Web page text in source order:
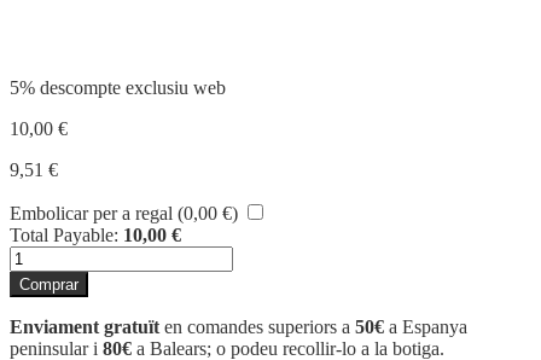
5% descompte exclusiu web
10,00 €
9,51 €
Embolicar per a regal (0,00 €)
Total Payable: 10,00 €
quantitat
de
COMPTA
AMB
OCTAVI
Comprar
Enviament gratuït en comandes superiors a 50€ a Espanya
peninsular i 80€ a Balears; o podeu recollir-lo a la botiga.